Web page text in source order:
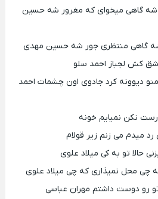
گاهی میخوای که مغرور شه حسین
گاهی منتظری جور شه حسین مهدی
کش لجباز احمد سلو
دیوونه کرد جادوی اون چشمات احمد
نکن نمیایم خونه
میدم می زنم زیر قولام
حالا تو به کی میلاد علوی
محل نمیذاری که چی میلاد علوی
رو دوست داشتم مهران عباسی